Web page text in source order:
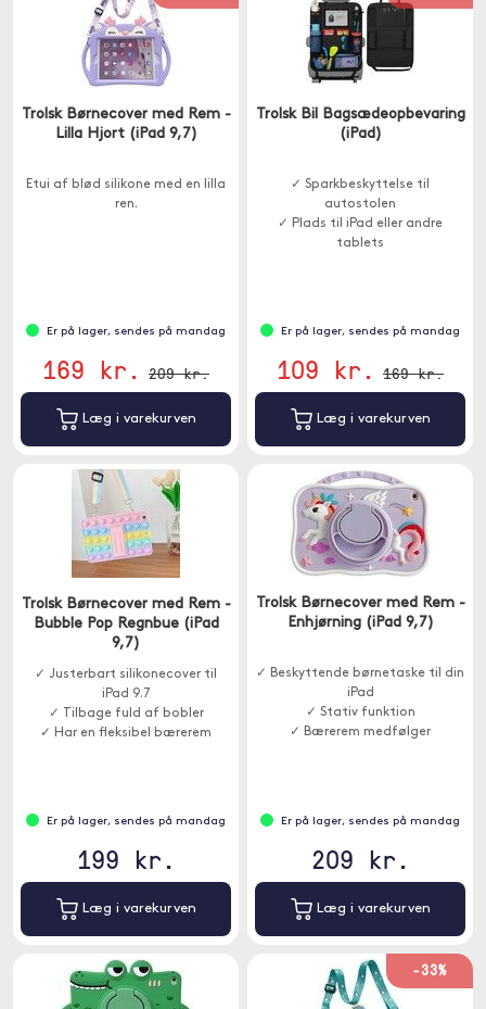
Trolsk Børnecover med Rem -
Lilla Hjort (iPad 9,7)
Etui af blød silikone med en lilla
ren.
Er på lager, sendes på mandag
169 kr. 209 kr.
Læg i varekurven
Trolsk Bil Bagsædeopbevaring
(iPad)
✓ Sparkbeskyttelse til
autostolen
✓ Plads til iPad eller andre
tablets
Er på lager, sendes på mandag
109 kr. 169 kr.
Læg i varekurven
Trolsk Børnecover med Rem -
Bubble Pop Regnbue (iPad
9,7)
✓ Justerbart silikonecover til
iPad 9.7
✓ Tilbage fuld af bobler
✓ Har en fleksibel bærerem
Er på lager, sendes på mandag
199 kr.
Læg i varekurven
Trolsk Børnecover med Rem -
Enhjørning (iPad 9,7)
✓ Beskyttende børnetaske til din
iPad
✓ Stativ funktion
✓ Bærerem medfølger
Er på lager, sendes på mandag
209 kr.
Læg i varekurven
-33%